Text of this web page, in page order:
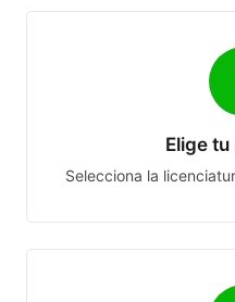
Elige
Selecciona la